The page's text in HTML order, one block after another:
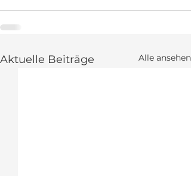
Aktuelle Beiträge Alle ansehen